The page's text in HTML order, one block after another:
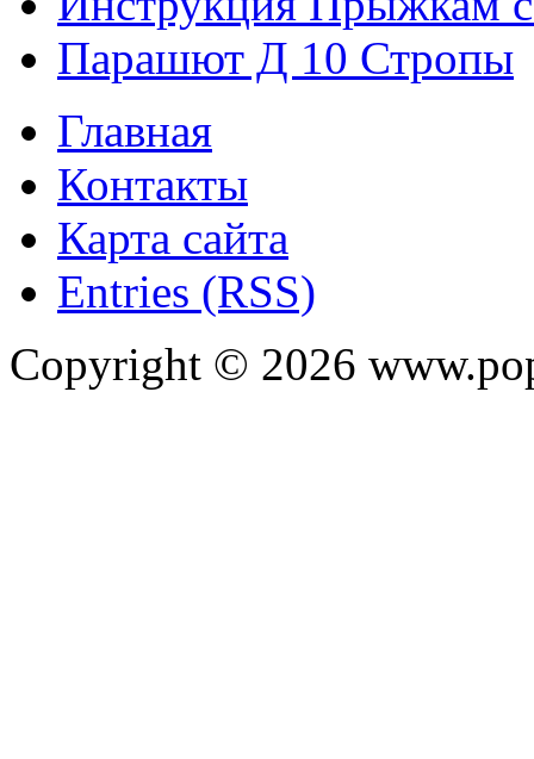
Парашют Д 10 Стропы
Главная
Контакты
Карта сайта
Entries (RSS)
Copyright © 2026